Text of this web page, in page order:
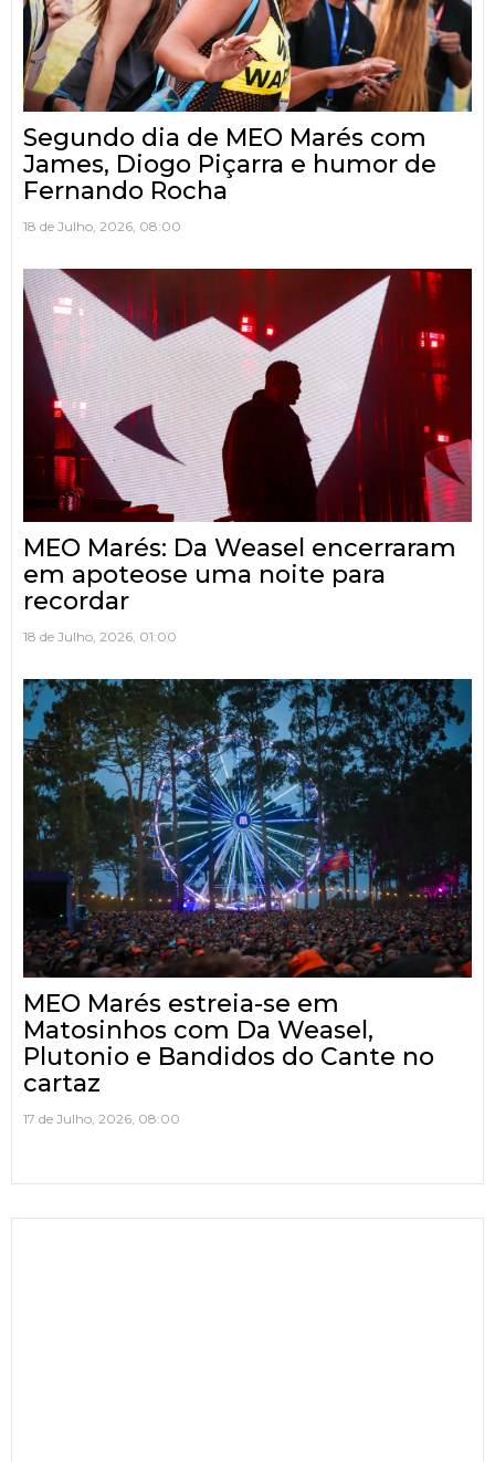
Segundo dia de MEO Marés com
James, Diogo Piçarra e humor de
Fernando Rocha
18 de Julho, 2026, 08:00
MEO Marés: Da Weasel encerraram
em apoteose uma noite para
recordar
18 de Julho, 2026, 01:00
MEO Marés estreia-se em
Matosinhos com Da Weasel,
Plutonio e Bandidos do Cante no
cartaz
17 de Julho, 2026, 08:00